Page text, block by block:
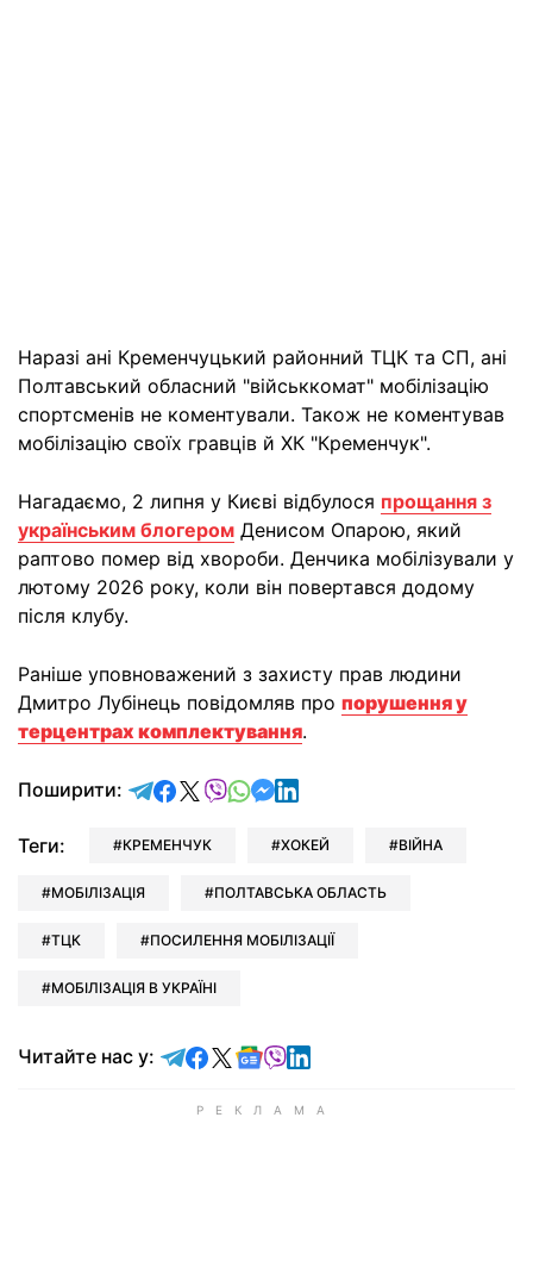
Наразі ані Кременчуцький районний ТЦК та СП, ані
Полтавський обласний "військкомат" мобілізацію
спортсменів не коментували. Також не коментував
мобілізацію своїх гравців й ХК "Кременчук".
Нагадаємо, 2 липня у Києві відбулося прощання з
українським блогером Денисом Опарою, який
раптово помер від хвороби. Денчика мобілізували у
лютому 2026 року, коли він повертався додому
після клубу.
Раніше уповноважений з захисту прав людини
Дмитро Лубінець повідомляв про порушення у
терцентрах комплектування.
Поширити: відправити у Telegram
поділитись у Facebook
поділитись у X
відправити у Viber
відправити у Whatsapp
відправити у Messenger
відправити у LinkedIn
Теги: КРЕМЕНЧУК ХОКЕЙ ВІЙНА
МОБІЛІЗАЦІЯ ПОЛТАВСЬКА ОБЛАСТЬ
ТЦК ПОСИЛЕННЯ МОБІЛІЗАЦІЇ
МОБІЛІЗАЦІЯ В УКРАЇНІ
Читайте нас у: Читайте у Telegram
Читайте у Facebook
Читайте у X
Читайте у Google news
Читайте у Viber
Читайте у LinkedIn